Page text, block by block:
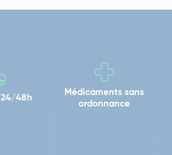
24/48h
Médicaments sans
ordonnance